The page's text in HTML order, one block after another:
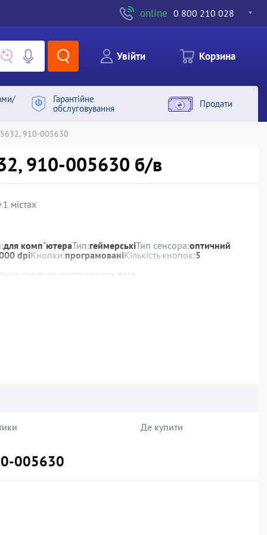
online 0 800 210 028
Увiйти Корзина
Гарантiйне
обслуговування
Продати
910-005630
910-005630 б/в
1 містах
для комп`ютераТип:геймерськіТип сенсора:оптичний
dpiКнопки:програмованіКількість кнопок:5
корпусу, настроювана вага
Де купити
005630